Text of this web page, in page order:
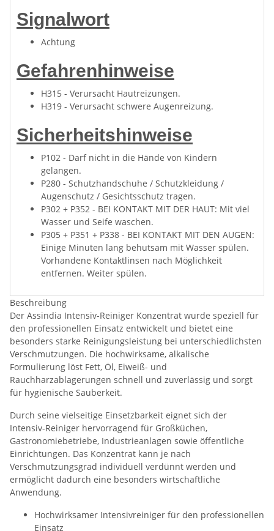
Signalwort
Achtung
Gefahrenhinweise
H315 - Verursacht Hautreizungen.
H319 - Verursacht schwere Augenreizung.
Sicherheitshinweise
P102 - Darf nicht in die Hände von Kindern
gelangen.
P280 - Schutzhandschuhe / Schutzkleidung /
Augenschutz / Gesichtsschutz tragen.
P302 + P352 - BEI KONTAKT MIT DER HAUT: Mit viel
Wasser und Seife waschen.
P305 + P351 + P338 - BEI KONTAKT MIT DEN AUGEN:
Einige Minuten lang behutsam mit Wasser spülen.
Vorhandene Kontaktlinsen nach Möglichkeit
entfernen. Weiter spülen.
Beschreibung
Der Assindia Intensiv-Reiniger Konzentrat wurde speziell für
den professionellen Einsatz entwickelt und bietet eine
besonders starke Reinigungsleistung bei unterschiedlichsten
Verschmutzungen. Die hochwirksame, alkalische
Formulierung löst Fett, Öl, Eiweiß- und
Rauchharzablagerungen schnell und zuverlässig und sorgt
für hygienische Sauberkeit.
Durch seine vielseitige Einsetzbarkeit eignet sich der
Intensiv-Reiniger hervorragend für Großküchen,
Gastronomiebetriebe, Industrieanlagen sowie öffentliche
Einrichtungen. Das Konzentrat kann je nach
Verschmutzungsgrad individuell verdünnt werden und
ermöglicht dadurch eine besonders wirtschaftliche
Anwendung.
Hochwirksamer Intensivreiniger für den professionellen
Einsatz